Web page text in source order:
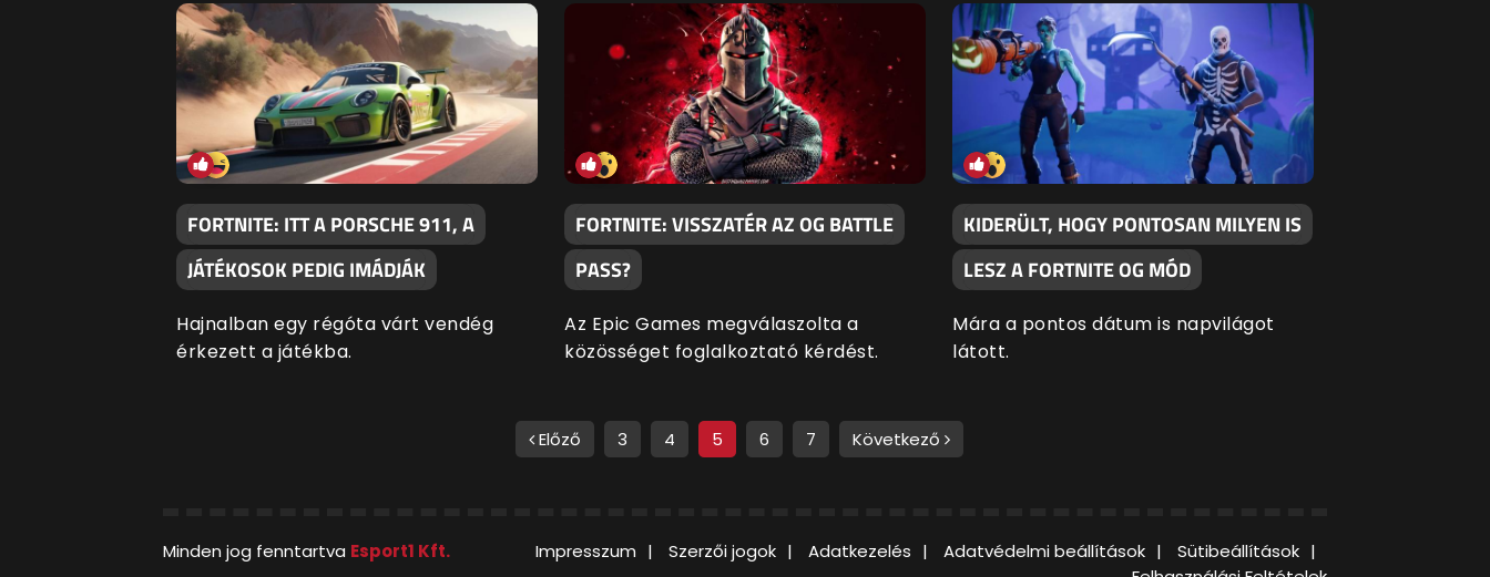
FORTNITE: ITT A PORSCHE 911, A
JÁTÉKOSOK PEDIG IMÁDJÁK
Hajnalban egy régóta várt vendég
érkezett a játékba.
FORTNITE: VISSZATÉR AZ OG BATTLE
PASS?
Az Epic Games megválaszolta a
közösséget foglalkoztató kérdést.
KIDERÜLT, HOGY PONTOSAN MILYEN IS
LESZ A FORTNITE OG MÓD
Mára a pontos dátum is napvilágot
látott.
Előző 3 4 5 6 7 Következő
Minden jog fenntartva Esport1 Kft. Impresszum Szerzői jogok Adatkezelés Adatvédelmi beállítások
Sütibeállítások